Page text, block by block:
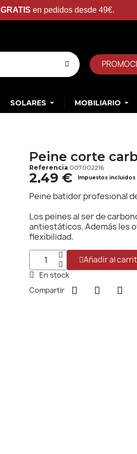
GRATIS en pedidos desde 49€.
SOLARES MOBILIARIO
Peine corte
Referencia 007002216
2,49 € Impuestos incluidos
Peine batidor profesional
Los peines al ser de
antiestáticos. Además les
flexibilidad.
Añadir al
En stock
Compartir